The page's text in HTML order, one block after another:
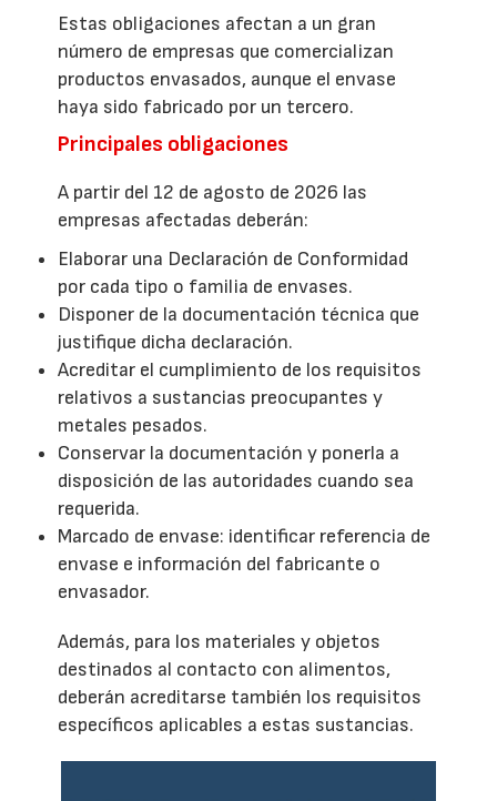
Estas obligaciones afectan a un gran
número de empresas que comercializan
productos envasados, aunque el envase
haya sido fabricado por un tercero.
Principales obligaciones
A partir del 12 de agosto de 2026 las
empresas afectadas deberán:
Elaborar una Declaración de Conformidad
por cada tipo o familia de envases.
Disponer de la documentación técnica que
justifique dicha declaración.
Acreditar el cumplimiento de los requisitos
relativos a sustancias preocupantes y
metales pesados.
Conservar la documentación y ponerla a
disposición de las autoridades cuando sea
requerida.
Marcado de envase: identificar referencia de
envase e información del fabricante o
envasador.
Además, para los materiales y objetos
destinados al contacto con alimentos,
deberán acreditarse también los requisitos
específicos aplicables a estas sustancias.